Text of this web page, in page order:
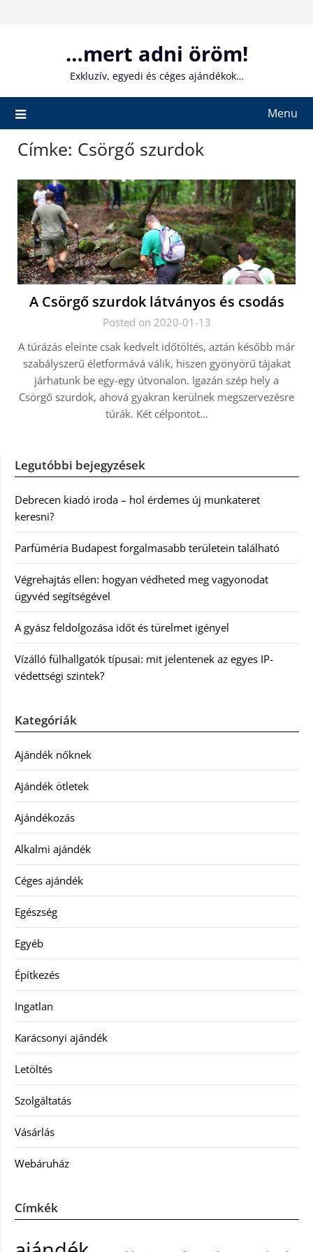
…mert adni öröm!
Exkluzív, egyedi és céges ajándékok…
Menu
Címke: Csörgő szurdok
A Csörgő szurdok látványos és csodás
Posted on 2020-01-13
A túrázás eleinte csak kedvelt időtöltés, aztán később már
szabályszerű életformává válik, hiszen gyönyörű tájakat
járhatunk be egy-egy útvonalon. Igazán szép hely a
Csörgő szurdok, ahová gyakran kerülnek megszervezésre
túrák. Két célpontot…
Legutóbbi bejegyzések
Debrecen kiadó iroda – hol érdemes új munkateret
keresni?
Parfüméria Budapest forgalmasabb területein található
Végrehajtás ellen: hogyan védheted meg vagyonodat
ügyvéd segítségével
A gyász feldolgozása időt és türelmet igényel
Vízálló fülhallgatók típusai: mit jelentenek az egyes IP-
védettségi szintek?
Kategóriák
Ajándék nőknek
Ajándék ötletek
Ajándékozás
Alkalmi ajándék
Céges ajándék
Egészség
Egyéb
Építkezés
Ingatlan
Karácsonyi ajándék
Letöltés
Szolgáltatás
Vásárlás
Webáruház
Címkék